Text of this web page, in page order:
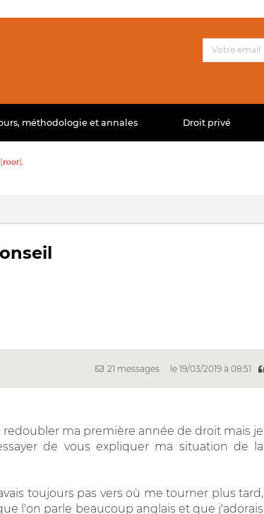
méthodologie et annales Droit privé
21 messages le 19/03/2019 à 08:51
ma première année de droit mais je
de vous expliquer ma situation de la
toujours pas vers où me tourner plus tard,
l'on parle beaucoup anglais et que j'adorais